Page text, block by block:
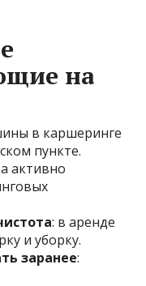
на
в каршеринге
пункте.
активно
: в аренде
и уборку.
заранее: